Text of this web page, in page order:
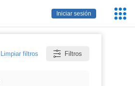
Iniciar sesión
Limpiar filtros Filtros